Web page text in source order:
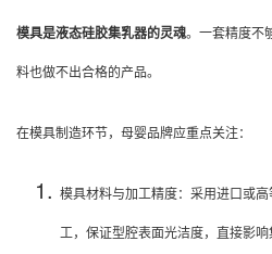
模具是液态硅胶集乳器的灵魂。一套精度不
料也做不出合格的产品。
在模具制造环节，母婴品牌应重点关注：
模具材料与加工精度：采用进口或
工，保证型腔表面光洁度，直接影响